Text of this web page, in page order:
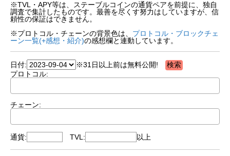
※TVL・APY等は、ステーブルコインの通貨ペアを前提に、独自
調査で集計したものです。最善を尽くす努力はしていますが、信
頼性の保証はできません。
※プロトコル・チェーンの背景色は、 プロトコル・ブロックチェ
ーン一覧(+感想・紹介)の感想欄と連動しています。
日付:
※31日以上前は無料公開!
プロトコル:
チェーン:
通貨: TVL: 以上